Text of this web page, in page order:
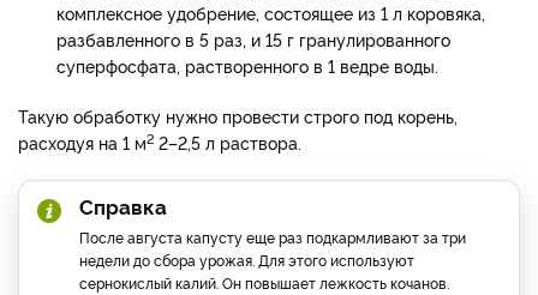
комплексное удобрение, состоящее из 1 л коровяка,
разбавленного в 5 раз, и 15 г гранулированного
суперфосфата, растворенного в 1 ведре воды.
Такую обработку нужно провести строго под корень,
расходуя на 1 м2 2–2,5 л раствора.
Справка
После августа капусту еще раз подкармливают за три
недели до сбора урожая. Для этого используют
сернокислый калий. Он повышает лежкость кочанов.